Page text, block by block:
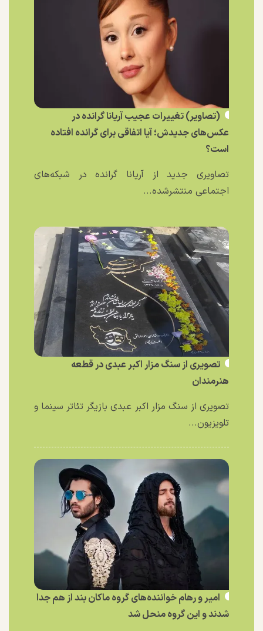
(تصاویر) تغییرات عجیب آریانا گرانده در
عکس‌های جدیدش؛ آیا اتفاقی برای گرانده افتاده
است؟
تصاویری جدید از آریانا گرانده در شبکه‌های
اجتماعی منتشرشده...
تصویری از سنگ مزار اکبر عبدی در قطعه
هنرمندان
تصویری از سنگ مزار اکبر عبدی بازیگر تئاتر سینما و
تلویزیون...
امیر و رهام خواننده‌های گروه ماکان بند از هم جدا
شدند و این گروه منحل شد